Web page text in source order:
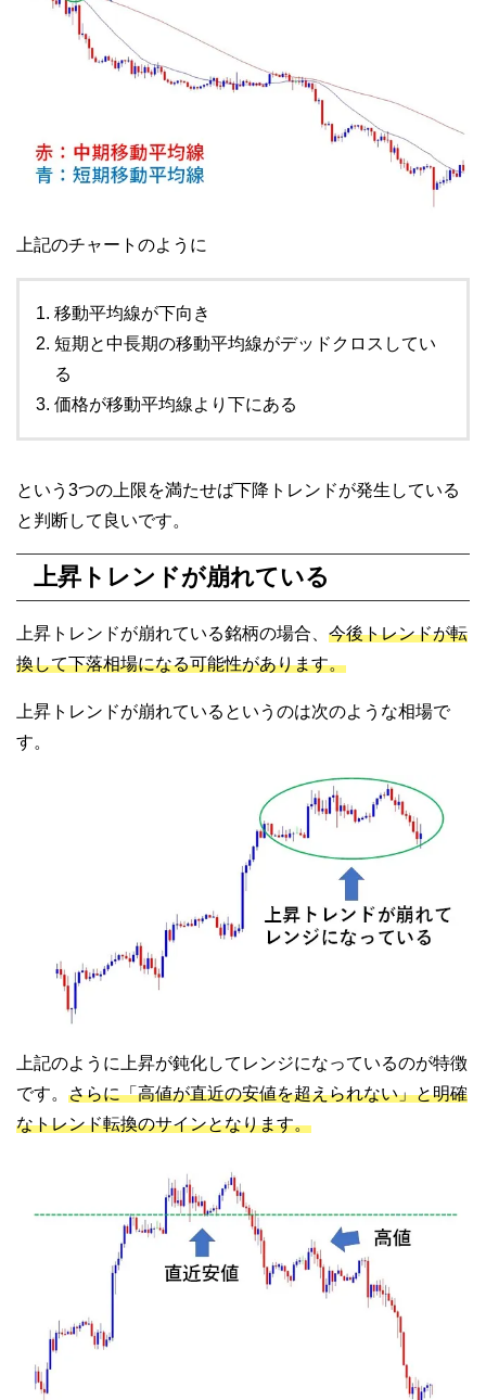
上記のチャートのように
移動平均線が下向き
短期と中長期の移動平均線がデッドクロスしてい
る
価格が移動平均線より下にある
という3つの上限を満たせば下降トレンドが発生している
と判断して良いです。
上昇トレンドが崩れている
上昇トレンドが崩れている銘柄の場合、 今後トレンドが転
換して下落相場になる可能性があります。
上昇トレンドが崩れているというのは次のような相場で
す。
上記のように上昇が鈍化してレンジになっているのが特徴
です。 さらに「高値が直近の安値を超えられない」と明確
なトレンド転換のサインとなります。